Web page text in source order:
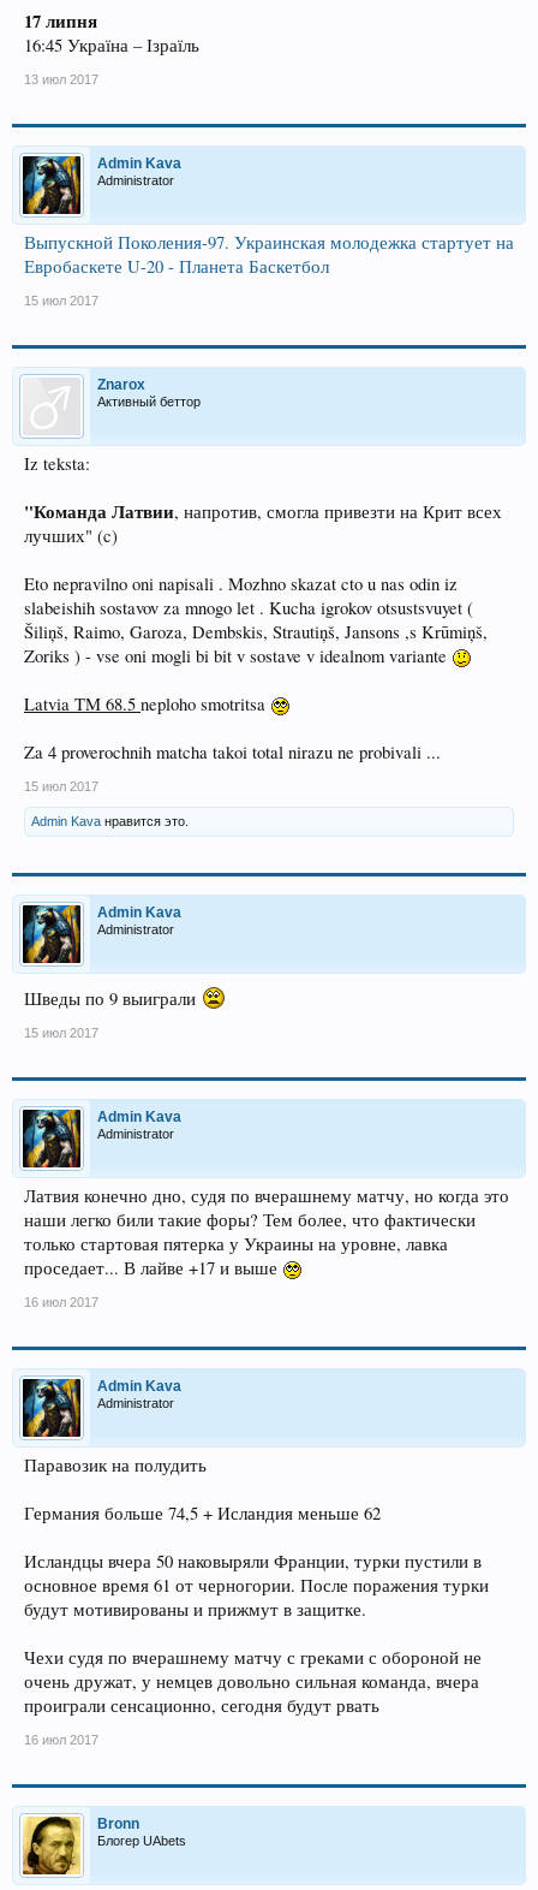
17 липня
16:45 Україна – Ізраїль
13 июл 2017
Admin Kava
Administrator
Выпускной Поколения-97. Украинская молодежка стартует на
Евробаскете U-20 - Планета Баскетбол
15 июл 2017
Znarox
Активный беттор
Iz teksta:
"Команда Латвии, напротив, смогла привезти на Крит всех
лучших" (c)
Eto nepravilno oni napisali . Mozhno skazat cto u nas odin iz
slabeishih sostavov za mnogo let . Kucha igrokov otsustsvuyet (
Šiliņš, Raimo, Garoza, Dembskis, Strautiņš, Jansons ,s Krūmiņš,
Zoriks ) - vse oni mogli bi bit v sostave v idealnom variante
Latvia TM 68.5 neploho smotritsa
Za 4 proverochnih matcha takoi total nirazu ne probivali ...
15 июл 2017
Admin Kava нравится это.
Admin Kava
Administrator
Шведы по 9 выиграли
15 июл 2017
Admin Kava
Administrator
Латвия конечно дно, судя по вчерашнему матчу, но когда это
наши легко били такие форы? Тем более, что фактически
только стартовая пятерка у Украины на уровне, лавка
проседает... В лайве +17 и выше
16 июл 2017
Admin Kava
Administrator
Паравозик на полудить
Германия больше 74,5 + Исландия меньше 62
Исландцы вчера 50 наковыряли Франции, турки пустили в
основное время 61 от черногории. После поражения турки
будут мотивированы и прижмут в защитке.
Чехи судя по вчерашнему матчу с греками с обороной не
очень дружат, у немцев довольно сильная команда, вчера
проиграли сенсационно, сегодня будут рвать
16 июл 2017
Bronn
Блогер UAbets